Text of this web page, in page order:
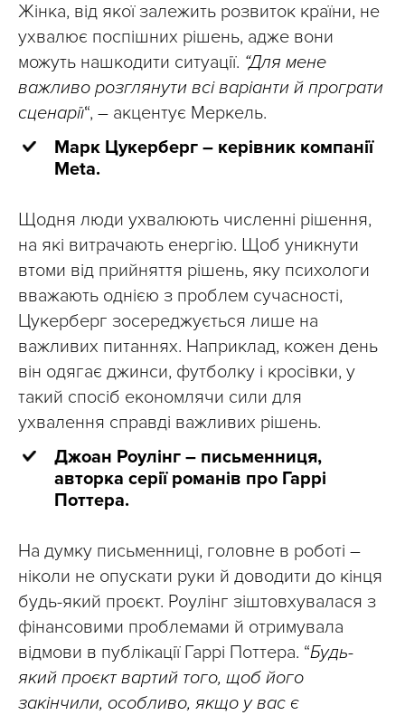
Жінка, від якої залежить розвиток країни, не
ухвалює поспішних рішень, адже вони
можуть нашкодити ситуації. “Для мене
важливо розглянути всі варіанти й програти
сценарії“, – акцентує Меркель.
Марк Цукерберг – керівник компанії
Meta.
Щодня люди ухвалюють численні рішення,
на які витрачають енергію. Щоб уникнути
втоми від прийняття рішень, яку психологи
вважають однією з проблем сучасності,
Цукерберг зосереджується лише на
важливих питаннях. Наприклад, кожен день
він одягає джинси, футболку і кросівки, у
такий спосіб економлячи сили для
ухвалення справді важливих рішень.
Джоан Роулінг – письменниця,
авторка серії романів про Гаррі
Поттера.
На думку письменниці, головне в роботі –
ніколи не опускати руки й доводити до кінця
будь-який проєкт. Роулінг зіштовхувалася з
фінансовими проблемами й отримувала
відмови в публікації Гаррі Поттера. “Будь-
який проєкт вартий того, щоб його
закінчили, особливо, якщо у вас є